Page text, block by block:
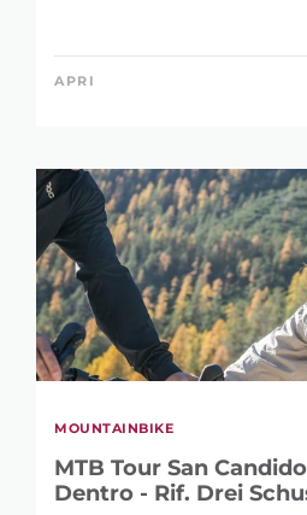
APRI
MOUNTAINBIKE
MTB Tour San
Dentro - Rif. Drei